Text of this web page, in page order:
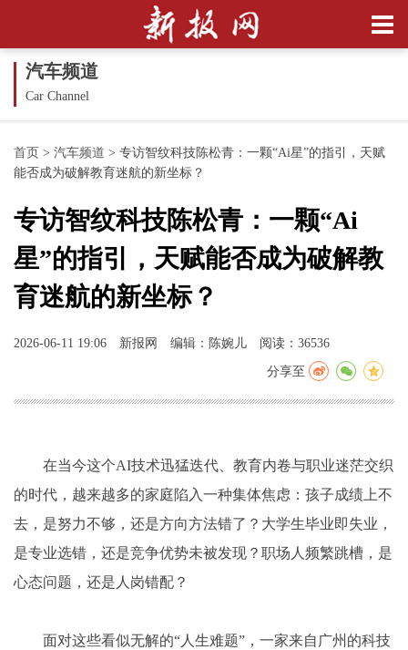
汽车频道
Car Channel
首页 > 汽车频道 > 专访智纹科技陈松青：一颗“Ai星”的指引，天赋
能否成为破解教育迷航的新坐标？
专访智纹科技陈松青：一颗“Ai
星”的指引，天赋能否成为破解教
育迷航的新坐标？
2026-06-11 19:06 新报网 编辑：陈婉儿 阅读：36536
分享至
在当今这个AI技术迅猛迭代、教育内卷与职业迷茫交织
的时代，越来越多的家庭陷入一种集体焦虑：孩子成绩上不
去，是努力不够，还是方向方法错了？大学生毕业即失业，
是专业选错，还是竞争优势未被发现？职场人频繁跳槽，是
心态问题，还是人岗错配？
面对这些看似无解的“人生难题”，一家来自广州的科技